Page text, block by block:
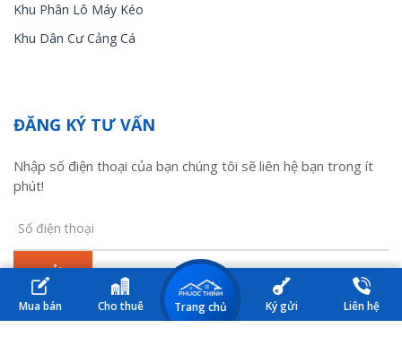
Mua bán Cho thuê Trang chủ Ký gửi Liên hệ
Khu Phân Lô Máy Kéo
Khu Dân Cư Cảng Cá
ĐĂNG KÝ TƯ VẤN
Nhập số điện thoại của bạn chúng tôi sẽ liên hệ bạn trong ít
phút!